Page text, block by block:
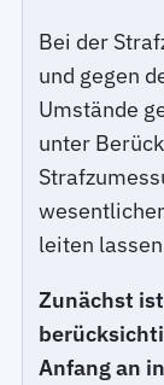
Bei der
und gegen
Umstände
unter
leiten
Zunächst
Anfang an